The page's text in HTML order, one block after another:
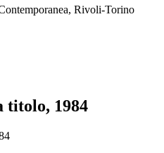
Rivoli-Torino
titolo, 1984